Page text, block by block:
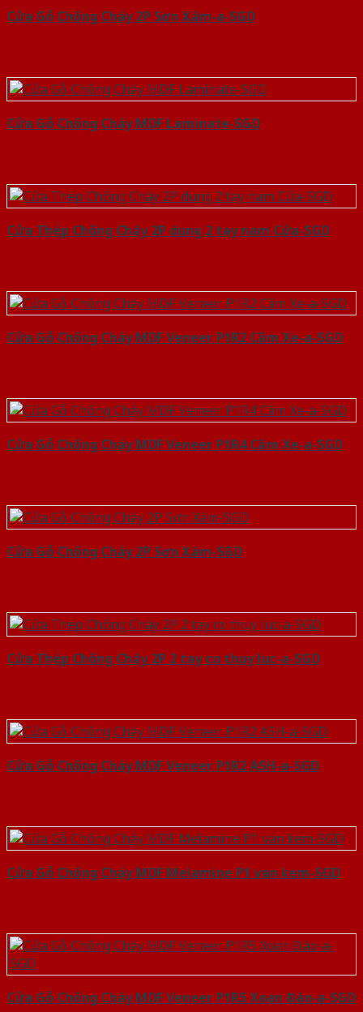
Cửa Gỗ Chống Cháy 2P Sơn Xám-a-SGD
Cửa Gỗ Chống Cháy MDF Laminate-SGD
Cửa Thép Chống Cháy 2P dung 2 tay nam Cửa-SGD
Cửa Gỗ Chống Cháy MDF Veneer P1R2 Căm Xe-a-SGD
Cửa Gỗ Chống Cháy MDF Veneer P1R4 Căm Xe-a-SGD
Cửa Gỗ Chống Cháy 2P Sơn Xám-SGD
Cửa Thép Chống Cháy 2P 2 tay co thuy luc-a-SGD
Cửa Gỗ Chống Cháy MDF Veneer P1R2 ASH-a-SGD
Cửa Gỗ Chống Cháy MDF Melamine P1 van kem-SGD
Cửa Gỗ Chống Cháy MDF Veneer P1R5 Xoan Đào-a-SGD